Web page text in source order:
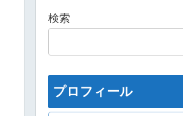
検索
プロフィール